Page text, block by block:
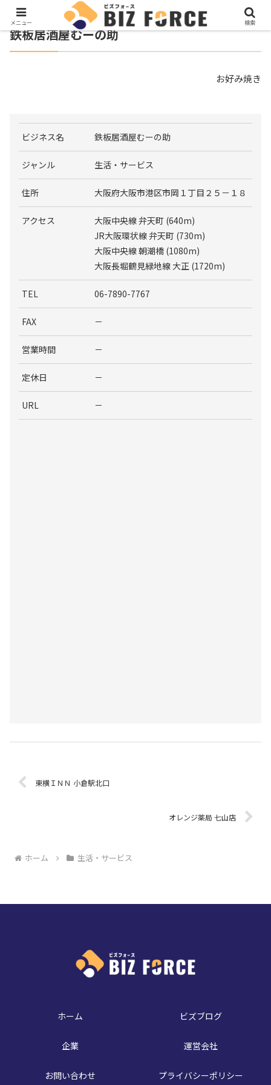
鉄板居酒屋むーの助
お好み焼き
ビジネス名 鉄板居酒屋むーの助
ジャンル 生活・サービス
住所 大阪府大阪市港区市岡１丁目２５－１８
アクセス
大阪中央線 弁天町 (640m)
JR大阪環状線 弁天町 (730m)
大阪中央線 朝潮橋 (1080m)
大阪長堀鶴見緑地線 大正 (1720m)
TEL 06-7890-7767
FAX －
営業時間 －
定休日 －
URL －
東横ＩＮＮ 小倉駅北口
オレンジ薬局 七山店
ホーム 生活・サービス
ホーム ビズブログ
企業 運営会社
お問い合わせ プライバシーポリシー
メニュー 検索